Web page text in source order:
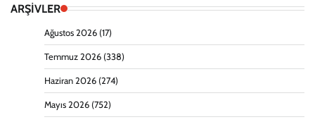
ARŞİVLER
Ağustos 2026 (17)
Temmuz 2026 (338)
Haziran 2026 (274)
Mayıs 2026 (752)